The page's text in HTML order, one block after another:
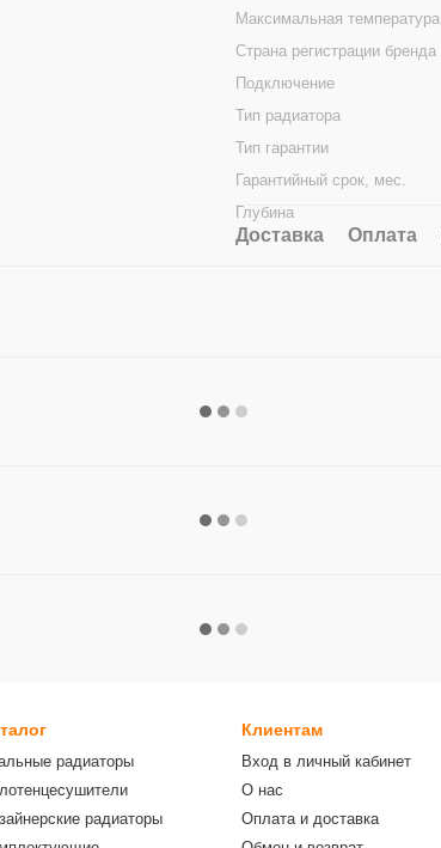
Максимальная температура
Страна регистрации бренда
Подключение
Тип радиатора
Тип гарантии
Гарантийный срок, мес.
Глубина
Доставка Оплата
радиаторы
радиаторы
Клиентам
Вход в личный кабинет
О нас
Оплата и доставка